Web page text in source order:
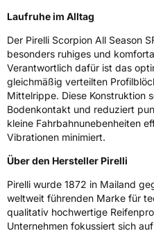
3PMSF /
EPREL ID2265607
Allgemeine
HerstellerkontaktPIRELLI
Pirelli 25
Laufruhe im Alltag
Der Pirelli Scorpion All Season
besonders ruhiges und
Verantwortlich dafür ist das
gleichmäßig verteilten
Mittelrippe. Diese Konstruktion
Bodenkontakt und reduziert
kleine Fahrbahnunebenheiten
Vibrationen minimiert.
Über den Hersteller Pirelli
Pirelli wurde 1872 in Mailand
weltweit führenden Marke für
qualitativ hochwertige
Unternehmen fokussiert sich